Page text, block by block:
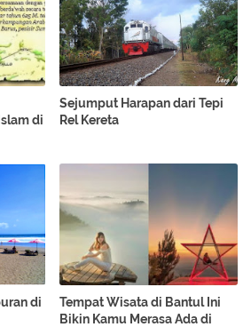
di
Sejumput Harapan dari Tepi
Rel Kereta
di
Tempat Wisata di Bantul Ini
Bikin Kamu Merasa Ada di